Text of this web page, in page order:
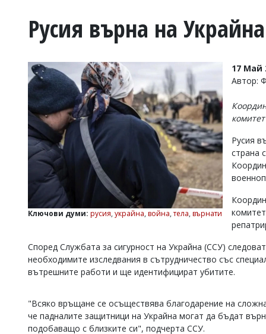
ВОЙНАТА
УКРАЙНА
РАЗСЛЕДВАНЕ
БИЗНЕС
Управители:
Василев,
v.vasilev@flagman.bg
k.kassabova@flagman.bg
Главен
office@flagman.bg
Русия върна на
Ключови думи: русия, украйна, война,тела, върнати
17 Май
Автор:
Русия
страна
Според Службата за сигурност на Украйна (ССУ)
необходимите изследвания в сътрудничество със
вътрешните работи и ще идентифицират убитите.
"Всяко връщане се осъществява благодарение на
че падналите защитници на Украйна могат да бъдат
подобаващо с близките си", подчерта ССУ.